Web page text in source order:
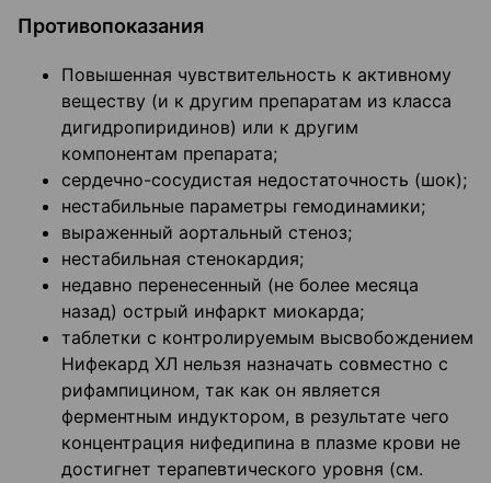
Противопоказания
Повышенная чувствительность к активному
веществу (и к другим препаратам из класса
дигидропиридинов) или к другим
компонентам препарата;
сердечно-сосудистая недостаточность (шок);
нестабильные параметры гемодинамики;
выраженный аортальный стеноз;
нестабильная стенокардия;
недавно перенесенный (не более месяца
назад) острый инфаркт миокарда;
таблетки с контролируемым высвобождением
Нифекард ХЛ нельзя назначать совместно с
рифампицином, так как он является
ферментным индуктором, в результате чего
концентрация нифедипина в плазме крови не
достигнет терапевтического уровня (см.